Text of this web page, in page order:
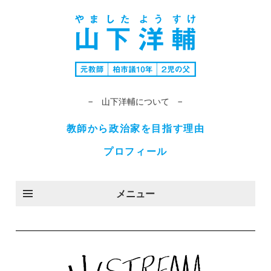
− 山下洋輔について −
教師から政治家を目指す理由
プロフィール
メニュー